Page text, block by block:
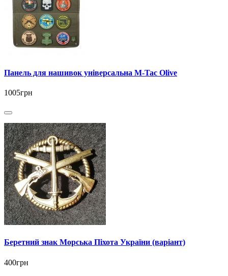
Панель для нашивок універсальна M-Tac Olive
1005грн
Беретний знак Морська Піхота України (варіант)
400грн